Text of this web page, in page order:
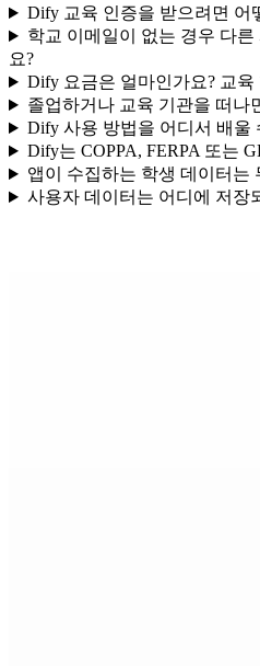
Dify 교육 인증을 받으려면 어
학교 이메일이 없는 경우 다
요?
Dify 요금은 얼마인가요? 교육
졸업하거나 교육 기관을 떠나
Dify 사용 방법을 어디서 배울
Dify는 COPPA, FERPA 또는
앱이 수집하는 학생 데이터는
사용자 데이터는 어디에 저장